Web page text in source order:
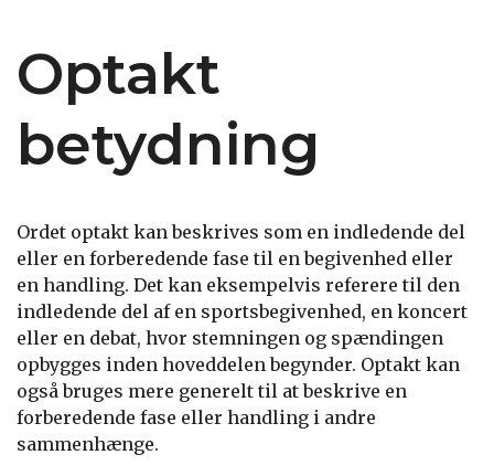
Optakt
betydning
Ordet optakt kan beskrives som en indledende del
eller en forberedende fase til en begivenhed eller
en handling. Det kan eksempelvis referere til den
indledende del af en sportsbegivenhed, en koncert
eller en debat, hvor stemningen og spændingen
opbygges inden hoveddelen begynder. Optakt kan
også bruges mere generelt til at beskrive en
forberedende fase eller handling i andre
sammenhænge.